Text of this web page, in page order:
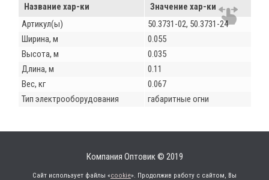
Название хар-ки
Значение хар-ки
Артикул(ы)
50.3731-02, 50.3731-24
Ширина, м
0.055
Высота, м
0.035
Длина, м
0.11
Вес, кг
0.067
Тип электрооборудования
габаритные огни
Компания Оптовик © 2019
Сайт использует файлы «cookie». Продолжив работу с сайтом, Вы